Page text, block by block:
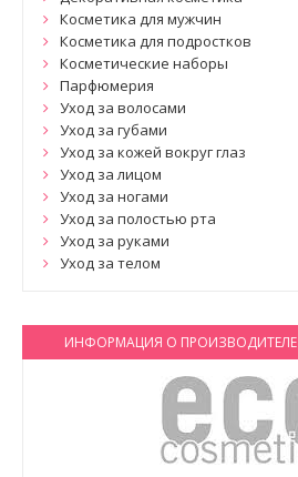
Косметика для мужчин
Косметика для подростков
Косметические наборы
Парфюмерия
Уход за волосами
Уход за губами
Уход за кожей вокруг глаз
Уход за лицом
Уход за ногами
Уход за полостью рта
Уход за руками
Уход за телом
ИНФОРМАЦИЯ О ПРОИЗВОДИТЕЛЕ